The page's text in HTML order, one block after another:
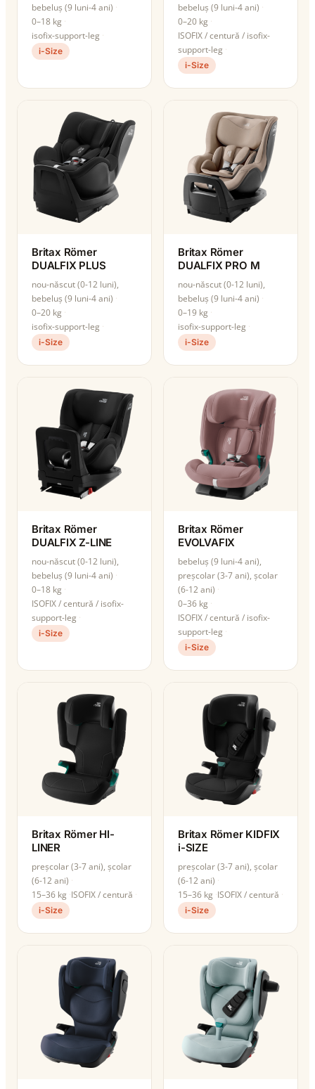
bebeluș (9 luni-4 ani)
0–18 kg
isofix-support-leg
i-Size
bebeluș (9 luni-4 ani)
0–20 kg
ISOFIX / centură / isofix-
support-leg
i-Size
Britax Römer
DUALFIX PLUS
nou-născut (0-12 luni),
bebeluș (9 luni-4 ani)
0–20 kg
isofix-support-leg
i-Size
Britax Römer
DUALFIX PRO M
nou-născut (0-12 luni),
bebeluș (9 luni-4 ani)
0–19 kg
isofix-support-leg
i-Size
Britax Römer
DUALFIX Z-LINE
nou-născut (0-12 luni),
bebeluș (9 luni-4 ani)
0–18 kg
ISOFIX / centură / isofix-
support-leg
i-Size
Britax Römer
EVOLVAFIX
bebeluș (9 luni-4 ani),
preșcolar (3-7 ani), școlar
(6-12 ani)
0–36 kg
ISOFIX / centură / isofix-
support-leg
i-Size
Britax Römer HI-
LINER
preșcolar (3-7 ani), școlar
(6-12 ani)
15–36 kg ISOFIX / centură
i-Size
Britax Römer KIDFIX
i-SIZE
preșcolar (3-7 ani), școlar
(6-12 ani)
15–36 kg ISOFIX / centură
i-Size